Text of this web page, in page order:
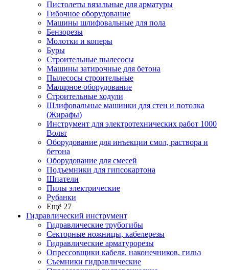
Пистолеты вязальные для арматуры
Гибочное оборудование
Машины шлифовальные для пола
Бензорезы
Молотки и коперы
Буры
Строительные пылесосы
Машины затирочные для бетона
Пылесосы строительные
Малярное оборудование
Строительные ходули
Шлифовальные машинки для стен и потолка
(Жирафы)
Инструмент для электротехнических работ 1000
Вольт
Оборудование для инъекции смол, раствора и
бетона
Оборудование для смесей
Подъемники для гипсокартона
Шпатели
Пилы электрические
Рубанки
Ещё 27
Гидравлический инструмент
Гидравлические трубогибы
Секторные ножницы, кабелерезы
Гидравлические арматурорезы
Опрессовщики кабеля, наконечников, гильз
Съемники гидравлические